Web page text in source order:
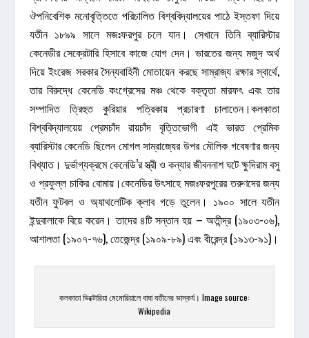
ঔপনিবেশিক মনোবৃত্তিতে পরিচালিত বিশ্ববিদ্যালয়ের পাঠে ইস্তফা দিয়ে
যতীন ১৮৯৯ সালে মজঃফরপুর চলে যান। সেখানে তিনি ব্যারিস্টার
কেনেডীর সেক্রেটারি হিসাবে কাজে যোগ দেন। ভারতের জন্য মজুদ অর্থ
দিয়ে ইংরেজ সরকার সৈন্যবাহিনী মোতায়েন করছে সাম্রাজ্য রক্ষার স্বার্থে,
তার বিরুদ্ধে কেনেডি কংগ্রেসের মঞ্চ থেকে বক্তৃতা মারফৎ এবং তার
সম্পাদিত ত্রিহুত কুরিয়ার পত্রিকায় প্রচারণা চালাতেন।কলকাতা
বিশ্ববিদ্যালয়েয় প্রেমচাঁদ রায়চাঁদ বৃত্তিভোগী এই ভারত প্রেমিক
ব্যারিস্টার কেনেডি ছিলেন মোগল সাম্রাজ্যের উপর মৌলিক গবেষণার জন্য
বিখ্যাত। দুর্ভাগ্যক্রমে কেনেডি’র স্ত্রী ও কন্যার জীবননাশ ঘটে ক্ষুদিরাম বসু
ও প্রফুল্ল চাকির বোমায়।কেনেডির উৎসাহে মজঃফরপুরের তরুণদের জন্য
যতীন ফুটবল ও অ্যাথলেটিক ক্লাব গড়ে তুলেন। ১৯০০ সালে যতীন
ইন্দুবালাকে বিয়ে করেন। তাদের ৪টি সন্তান হয় – অতীন্দ্র (১৯০৩-০৬),
আশালতা (১৯০৭-৭৬), তেজেন্দ্র (১৯০৯-৮৯) এবং বীরেন্দ্র (১৯১৩-৯১)।
কলকাতা ভিক্টোরিয়া মেমোরিয়ালে বাঘা যতীনের ভাস্কর্য। Image source:
Wikipedia